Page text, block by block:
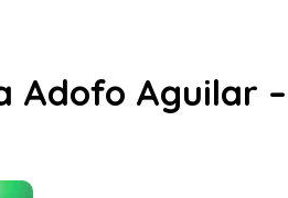
Adofo Aguilar –